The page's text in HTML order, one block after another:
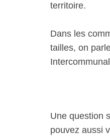
territoire.
Dans les
tailles, on
Une question
pouvez aussi